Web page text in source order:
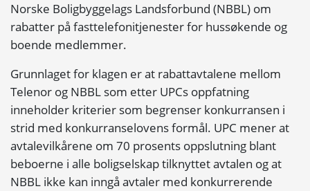
Norske Boligbyggelags Landsforbund (NBBL) om
rabatter på fasttelefonitjenester for hussøkende og
boende medlemmer.
Grunnlaget for klagen er at rabattavtalene mellom
Telenor og NBBL som etter UPCs oppfatning
inneholder kriterier som begrenser konkurransen i
strid med konkurranselovens formål. UPC mener at
avtalevilkårene om 70 prosents oppslutning blant
beboerne i alle boligselskap tilknyttet avtalen og at
NBBL ikke kan inngå avtaler med konkurrerende